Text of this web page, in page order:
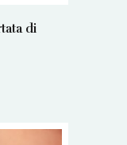
di